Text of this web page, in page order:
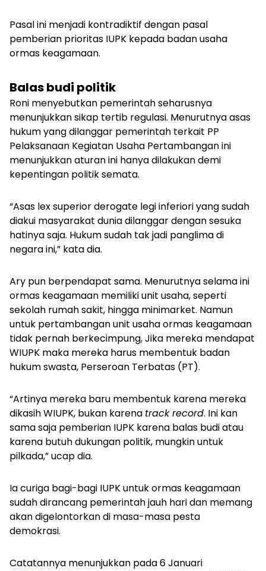
Pasal ini menjadi kontradiktif dengan pasal
pemberian prioritas IUPK kepada badan usaha
ormas keagamaan.
Balas budi politik
Roni menyebutkan pemerintah seharusnya
menunjukkan sikap tertib regulasi. Menurutnya asas
hukum yang dilanggar pemerintah terkait PP
Pelaksanaan Kegiatan Usaha Pertambangan ini
menunjukkan aturan ini hanya dilakukan demi
kepentingan politik semata.
“Asas lex superior derogate legi inferioriyang sudah
diakui masyarakat dunia dilanggar dengan sesuka
hatinya saja. Hukum sudah tak jadi panglima di
negara ini,” kata dia.
Ary pun berpendapat sama. Menurutnya selama ini
ormas keagamaan memiliki unit usaha, seperti
sekolah rumah sakit, hingga minimarket. Namun
untuk pertambangan unit usaha ormas keagamaan
tidak pernah berkecimpung, Jika mereka mendapat
WIUPK maka mereka harus membentuk badan
hukum swasta, Perseroan Terbatas (PT).
“Artinya mereka baru membentuk karena mereka
dikasih WIUPK, bukan karena track record. Ini kan
sama saja pemberian IUPK karena balas budi atau
karena butuh dukungan politik, mungkin untuk
pilkada,” ucap dia.
Ia curiga bagi-bagi IUPK untuk ormas keagamaan
sudah dirancang pemerintah jauh hari dan memang
akan digelontorkan di masa-masa pesta
demokrasi.
Catatannya menunjukkan pada 6 Januari